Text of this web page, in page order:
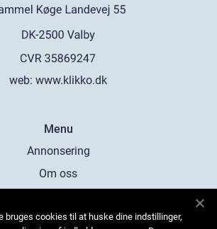
web: www.klikko.dk
Menu
Annonsering
Om oss
Kontakta oss
bruges cookies til at huske dine indstillinger,